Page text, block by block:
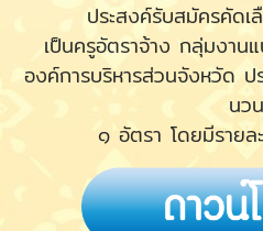
ประสงค์รับสมัครคัดเ
เป็นครูอัตราจ้าง กลุ่มงาน
องค์การบริหารส่วนจังหวัด
นวน
๑ อัตรา โดยมีราย